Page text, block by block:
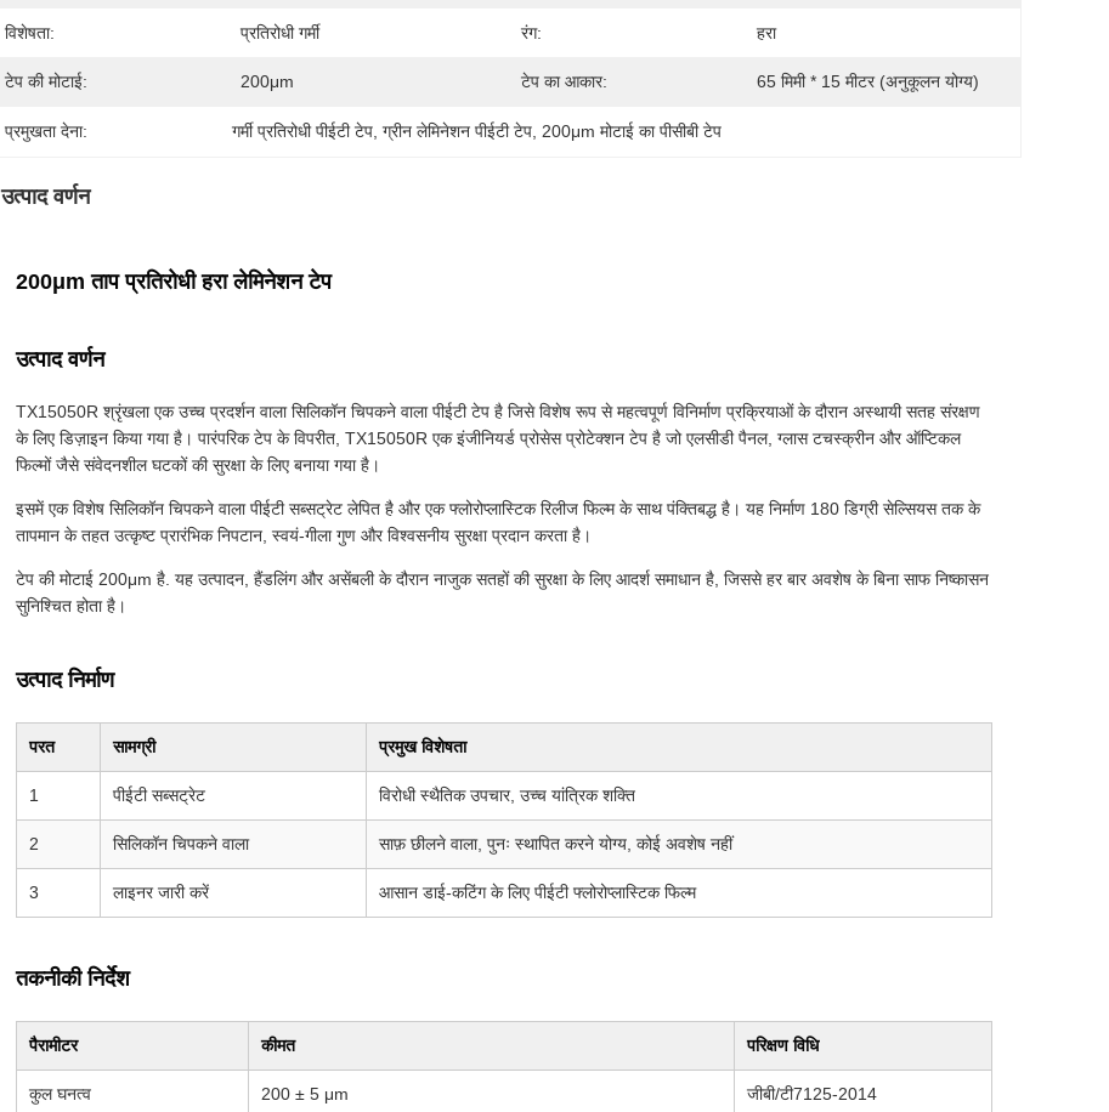
विशेषता: प्रतिरोधी गर्मी रंग: हरा
टेप की मोटाई: 200μm टेप का आकार: 65 मिमी * 15 मीटर (अनुकूलन योग्य)
प्रमुखता देना: गर्मी प्रतिरोधी पीईटी टेप , ग्रीन लेमिनेशन पीईटी टेप 200μm मोटाई का पीसीबी टेप
उत्पाद वर्णन
200μm ताप प्रतिरोधी हरा लेमिनेशन टेप
उत्पाद वर्णन
TX15050R श्रृंखला एक उच्च प्रदर्शन वाला सिलिकॉन चिपकने वाला पीईटी टेप है जिसे विशेष रूप से महत्वपूर्ण विनिर्माण प्रक्रियाओं के दौरान अस्थायी सतह संरक्षण
के लिए डिज़ाइन किया गया है। पारंपरिक टेप के विपरीत, TX15050R एक इंजीनियर्ड प्रोसेस प्रोटेक्शन टेप है जो एलसीडी पैनल, ग्लास टचस्क्रीन और ऑप्टिकल
फिल्मों जैसे संवेदनशील घटकों की सुरक्षा के लिए बनाया गया है।
इसमें एक विशेष सिलिकॉन चिपकने वाला पीईटी सब्सट्रेट लेपित है और एक फ्लोरोप्लास्टिक रिलीज फिल्म के साथ पंक्तिबद्ध है। यह निर्माण 180 डिग्री सेल्सियस तक के
तापमान के तहत उत्कृष्ट प्रारंभिक निपटान, स्वयं-गीला गुण और विश्वसनीय सुरक्षा प्रदान करता है।
टेप की मोटाई 200μm है. यह उत्पादन, हैंडलिंग और असेंबली के दौरान नाजुक सतहों की सुरक्षा के लिए आदर्श समाधान है, जिससे हर बार अवशेष के बिना साफ निष्कासन
सुनिश्चित होता है।
उत्पाद निर्माण
परत सामग्री प्रमुख विशेषता
1 पीईटी सब्सट्रेट विरोधी स्थैतिक उपचार, उच्च यांत्रिक शक्ति
2 सिलिकॉन चिपकने वाला साफ़ छीलने वाला, पुनः स्थापित करने योग्य, कोई अवशेष नहीं
3 लाइनर जारी करें आसान डाई-कटिंग के लिए पीईटी फ्लोरोप्लास्टिक फिल्म
तकनीकी निर्देश
पैरामीटर कीमत परिक्षण विधि
कुल घनत्व 200 ± 5 μm जीबी/टी7125-2014